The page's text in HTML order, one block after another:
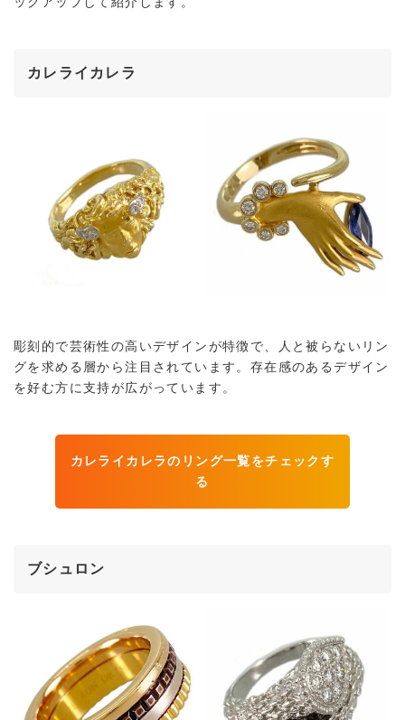
カレライカレラ
彫刻的で芸術性の高いデザインが特徴で、人と被らないリン
グを求める層から注目されています。存在感のあるデザイン
を好む方に支持が広がっています。
カレライカレラのリング一覧をチェックす
る
ブシュロン